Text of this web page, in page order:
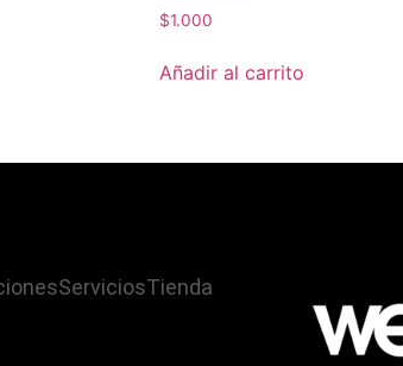
$1.000
Añadir al carrito
ServiciosTienda